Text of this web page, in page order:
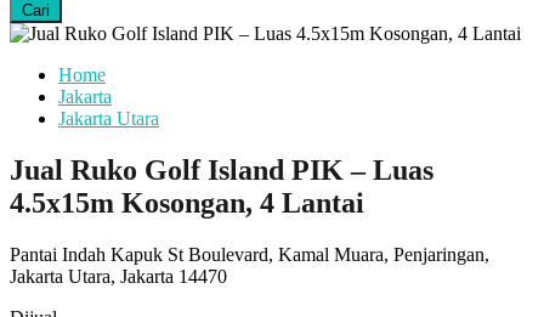
Cari
Home
Jakarta
Jakarta Utara
Jual Ruko Golf Island PIK – Luas
4.5x15m Kosongan, 4 Lantai
Pantai Indah Kapuk St Boulevard, Kamal Muara, Penjaringan,
Jakarta Utara, Jakarta 14470